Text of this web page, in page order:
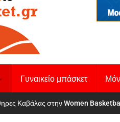
Γυναικείο μπάσκετ
Καβάλας στην Women Basketball
για τα Γιάννενα η Εθνική Γυναικών